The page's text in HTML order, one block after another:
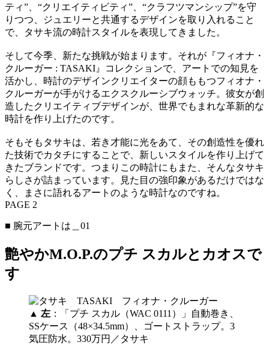
ティ”、“クリエイティビティ”、“クラフツマンシップ”を守
りつつ、ジュエリーと共通するデザインを取り入れること
で、タサキ流の時計スタイルを表現してきました。
そして今季、新たな挑戦が始まります。それが『フィオナ・
クルーガー : TASAKI』コレクションで、アートでの知見を
活かし、時計のデザインクリエイターの顔ももつフィオナ・
クルーガーが手がけるエクスクルーシブウォッチ。彼女が創
造したクリエイティブデザインが、世界でもまれな革新的な
時計を作り上げたのです。
そもそもタサキは、若き才能に光をあて、その創造性を優れ
た技術でカタチにすることで、新しいスタイルを作り上げて
きたブランドです。つまりこの時計にもまた、そんなタサキ
らしさが詰まっています。見た目の強印象があるだけではな
く、まさに語れるアートのような時計なのですね。
PAGE 2
■ 腕元アートは＿01
艶やかM.O.P.のプチ スカルとカオスで
す
▲ 左 ：「プチ スカル（WAC 0111）」自動巻き、
SSケース（48×34.5mm）、ゴートストラップ。3
気圧防水。330万円／タサキ